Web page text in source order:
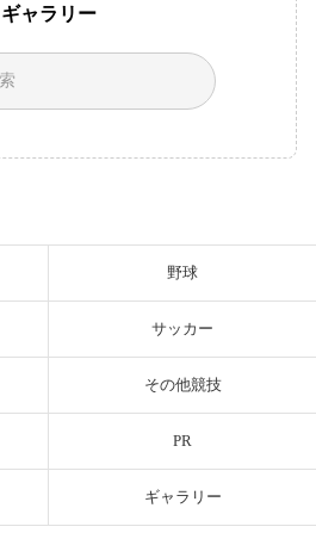
ギャラリー
野球
サッカー
その他競技
PR
ギャラリー